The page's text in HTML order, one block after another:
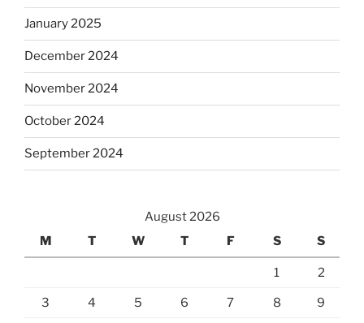
January 2025
December 2024
November 2024
October 2024
September 2024
August 2026
M
T W T F S S
1 2
3 4 5 6 7 8 9